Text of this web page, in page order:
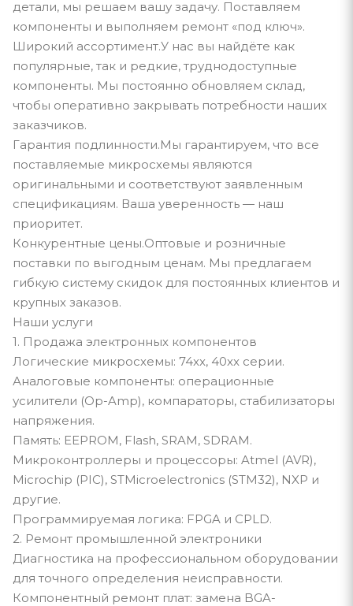
детали, мы решаем вашу задачу. Поставляем
компоненты и выполняем ремонт «под ключ».
Широкий ассортимент.У нас вы найдёте как
популярные, так и редкие, труднодоступные
компоненты. Мы постоянно обновляем склад,
чтобы оперативно закрывать потребности наших
заказчиков.
Гарантия подлинности.Мы гарантируем, что все
поставляемые микросхемы являются
оригинальными и соответствуют заявленным
спецификациям. Ваша уверенность — наш
приоритет.
Конкурентные цены.Оптовые и розничные
поставки по выгодным ценам. Мы предлагаем
гибкую систему скидок для постоянных клиентов и
крупных заказов.
Наши услуги
1. Продажа электронных компонентов
Логические микросхемы: 74xx, 40xx серии.
Аналоговые компоненты: операционные
усилители (Op-Amp), компараторы, стабилизаторы
напряжения.
Память: EEPROM, Flash, SRAM, SDRAM.
Микроконтроллеры и процессоры: Atmel (AVR),
Microchip (PIC), STMicroelectronics (STM32), NXP и
другие.
Программируемая логика: FPGA и CPLD.
2. Ремонт промышленной электроники
Диагностика на профессиональном оборудовании
для точного определения неисправности.
Компонентный ремонт плат: замена BGA-